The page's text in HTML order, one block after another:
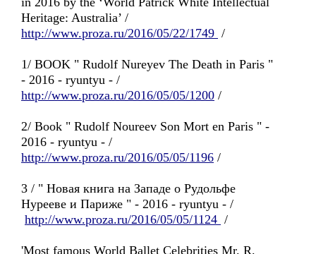
Heritage: Australia’ /
http://www.proza.ru/2016/05/22/1749 /
1/ BOOK " Rudolf Nureyev The Death in Paris "
- 2016 - ryuntyu - /
http://www.proza.ru/2016/05/05/1200 /
2/ Book " Rudolf Noureev Son Mort en Paris " -
2016 - ryuntyu - /
http://www.proza.ru/2016/05/05/1196 /
3 / " Новая книга на Западе о Рудольфе
Нурееве и Париже " - 2016 - ryuntyu - /
http://www.proza.ru/2016/05/05/1124 /
'Most famous World Ballet Celebrities Mr. R.